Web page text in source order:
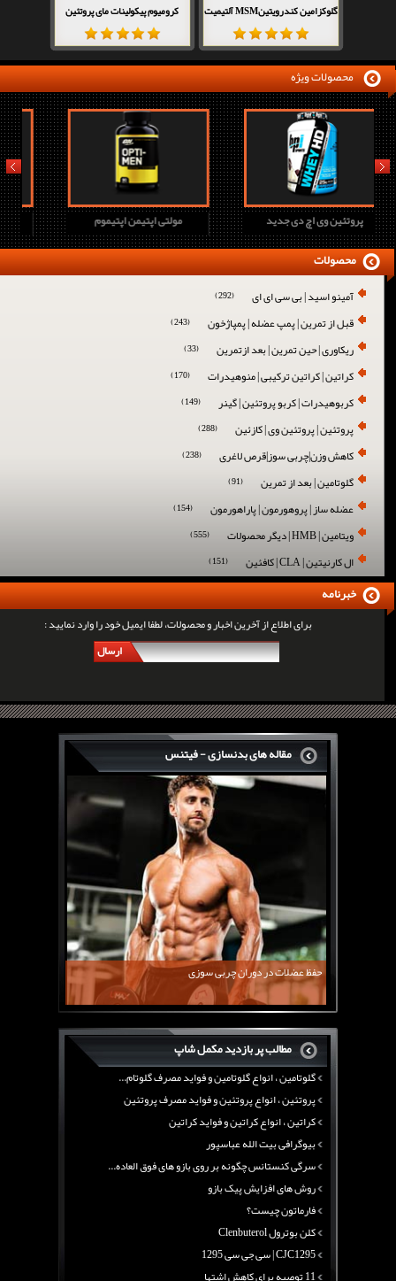
گلوکزامین کندرویتینMSM آلتیمیت کرومیوم پیکولینات مای پروتئین
محصولات ویژه
مولتی اپتیمن اپتیموم پروتئین وی اچ دی جدید
prev next
آمینو اسید | بی سی ای ای (292)
قبل از تمرین | پمپ عضله | پمپاژخون (243)
ریکاوری | حین تمرین | بعد ازتمرین (33)
کراتین | کراتین ترکیبی | منوهیدرات (170)
کربوهیدرات | کربو پروتئین | گینر (149)
پروتئین | پروتئین وی | کازئین (288)
کاهش وزن|چربی سوز|قرص لاغری (238)
گلوتامین | بعد از تمرین (91)
عضله ساز | پروهورمون | پاراهورمون (154)
ویتامین | HMB | دیگر محصولات (555)
ال کارنیتین | CLA | کافئین (151)
محصولات
برای اطلاع از آخرین اخبار و محصولات، لطفا ایمیل خود را وارد نمایید :
ارسال
خبرنامه
مقاله های بدنسازی - فیتنس
حفظ عضلات در دوران چربی سوزی
مطالب پر بازدید مکمل شاپ
سرگی کنستانس چگونه بر روی بازو های فوق العاده...
روش های افزایش پیک بازو
فارماتون چیست؟
کلن بوترول Clenbuterol
CJC1295 | سی جی سی 1295
11 توصیه برای کاهش اشتها
معرفی یک برنامه غذایی جامع برای افزایش قد
چربی سوزی با چای سبز
بیوگرافی علی تبریزی
منابع پروتئینی غیر گوشتی
آرژنین ، فواید آرژنین و نقش آرژنین در بدن
گلوتامین ، انواع گلوتامین و فواید مصرف گلوتام...
پروتئین ، انواع پروتئین و فواید مصرف پروتئین
کراتین ، انواع کراتین و فواید کراتین
بیوگرافی بیت الله عباسپور
سرگی کنستانس چگونه بر روی بازو های فوق العاده...
روش های افزایش پیک بازو
فارماتون چیست؟
کلن بوترول Clenbuterol
CJC1295 | سی جی سی 1295
11 توصیه برای کاهش اشتها